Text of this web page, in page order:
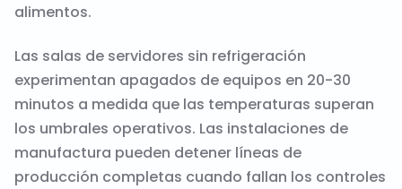
alimentos.
Las salas de servidores sin refrigeración
experimentan apagados de equipos en 20-30
minutos a medida que las temperaturas superan
los umbrales operativos. Las instalaciones de
manufactura pueden detener líneas de
producción completas cuando fallan los controles